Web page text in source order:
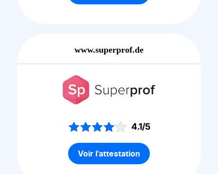
www.superprof.de
4.1/5
Voir l'attestation